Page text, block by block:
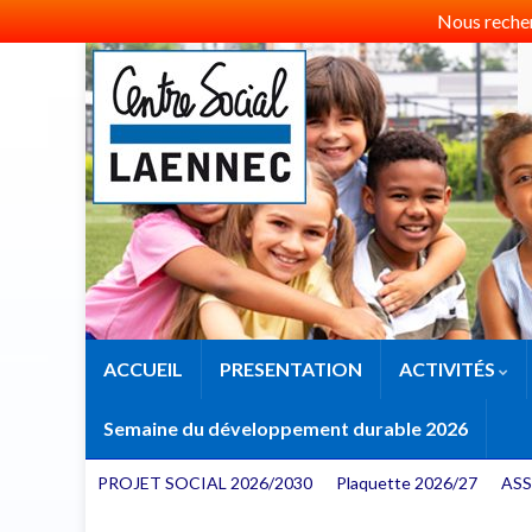
Nous
ACCUEIL PRESENTATION ACTIVITÉS
Semaine du développement durable 2026
PROJET SOCIAL 2026/2030 Plaquette 2026/27